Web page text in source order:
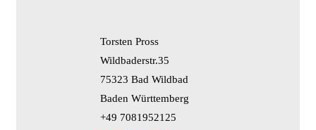
Torsten Pross
Wildbaderstr.35
75323 Bad Wildbad
Baden Württemberg
+49 7081952125